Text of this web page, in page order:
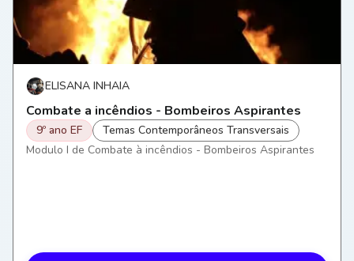
ELISANA INHAIA
Combate a incêndios - Bombeiros Aspirantes
9º ano EF
Temas Contemporâneos Transversais
Modulo I de Combate à incêndios - Bombeiros Aspirantes